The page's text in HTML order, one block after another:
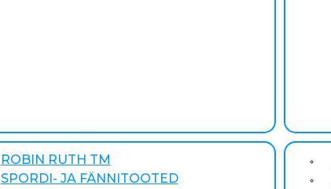
ROBIN RUTH TM
SPORDI- JA FÄNNITOOTED